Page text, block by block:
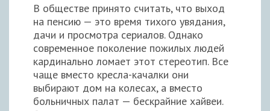
В обществе принято считать, что выход
на пенсию — это время тихого увядания,
дачи и просмотра сериалов. Однако
современное поколение пожилых людей
кардинально ломает этот стереотип. Все
чаще вместо кресла-качалки они
выбирают дом на колесах, а вместо
больничных палат — бескрайние хайвеи.